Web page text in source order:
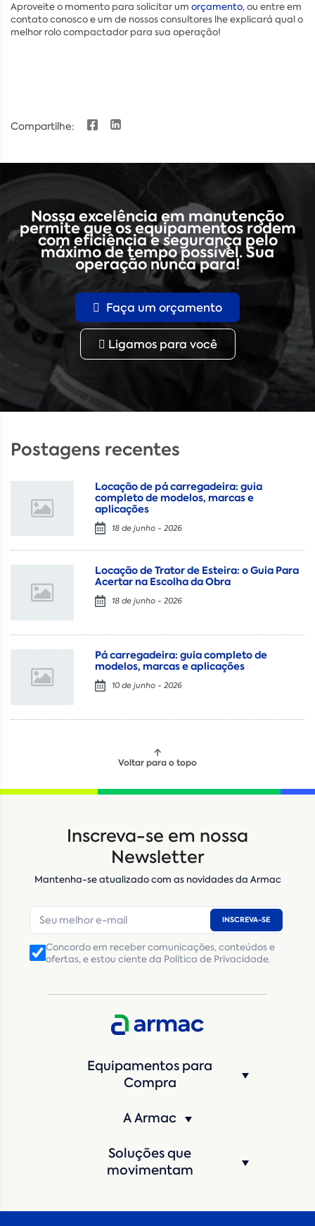
Aproveite o momento para solicitar um orçamento, ou entre em
contato conosco e um de nossos consultores lhe explicará qual o
melhor rolo compactador para sua operação!
Compartilhe:
Nossa excelência em manutenção
permite que os equipamentos rodem
com eficiência e segurança pelo
máximo de tempo possível. Sua
operação nunca para!
Faça um orçamento
Ligamos para você
Postagens recentes
Locação de pá carregadeira: guia
completo de modelos, marcas e
aplicações
18 de junho - 2026
Locação de Trator de Esteira: o Guia Para
Acertar na Escolha da Obra
18 de junho - 2026
Pá carregadeira: guia completo de
modelos, marcas e aplicações
10 de junho - 2026
Voltar para o topo
Inscreva-se em nossa
Newsletter
Mantenha-se atualizado com as novidades da Armac
INSCREVA-SE
Concordo em receber comunicações, conteúdos e
ofertas, e estou ciente da Política de Privacidade.
Equipamentos para
Compra
A Armac
Soluções que
movimentam
Locação Compra de seminovos
E-mail*
Número de telefone
CNPJ Inscrição Estadual(Produtor Rural)
CNPJ da empresa/ CPF - Produtor rural*
Máquina de interesse*
Qual o período de locação? *